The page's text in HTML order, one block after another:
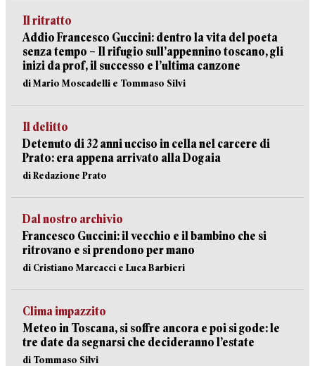
Il ritratto
Addio Francesco Guccini: dentro la vita del poeta
senza tempo – Il rifugio sull’appennino toscano, gli
inizi da prof, il successo e l’ultima canzone
di Mario Moscadelli e Tommaso Silvi
Il delitto
Detenuto di 32 anni ucciso in cella nel carcere di
Prato: era appena arrivato alla Dogaia
di Redazione Prato
Dal nostro archivio
Francesco Guccini: il vecchio e il bambino che si
ritrovano e si prendono per mano
di Cristiano Marcacci e Luca Barbieri
Clima impazzito
Meteo in Toscana, si soffre ancora e poi si gode: le
tre date da segnarsi che decideranno l’estate
di Tommaso Silvi